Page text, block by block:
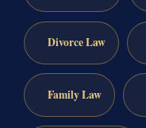
Divorce Law
Family Law